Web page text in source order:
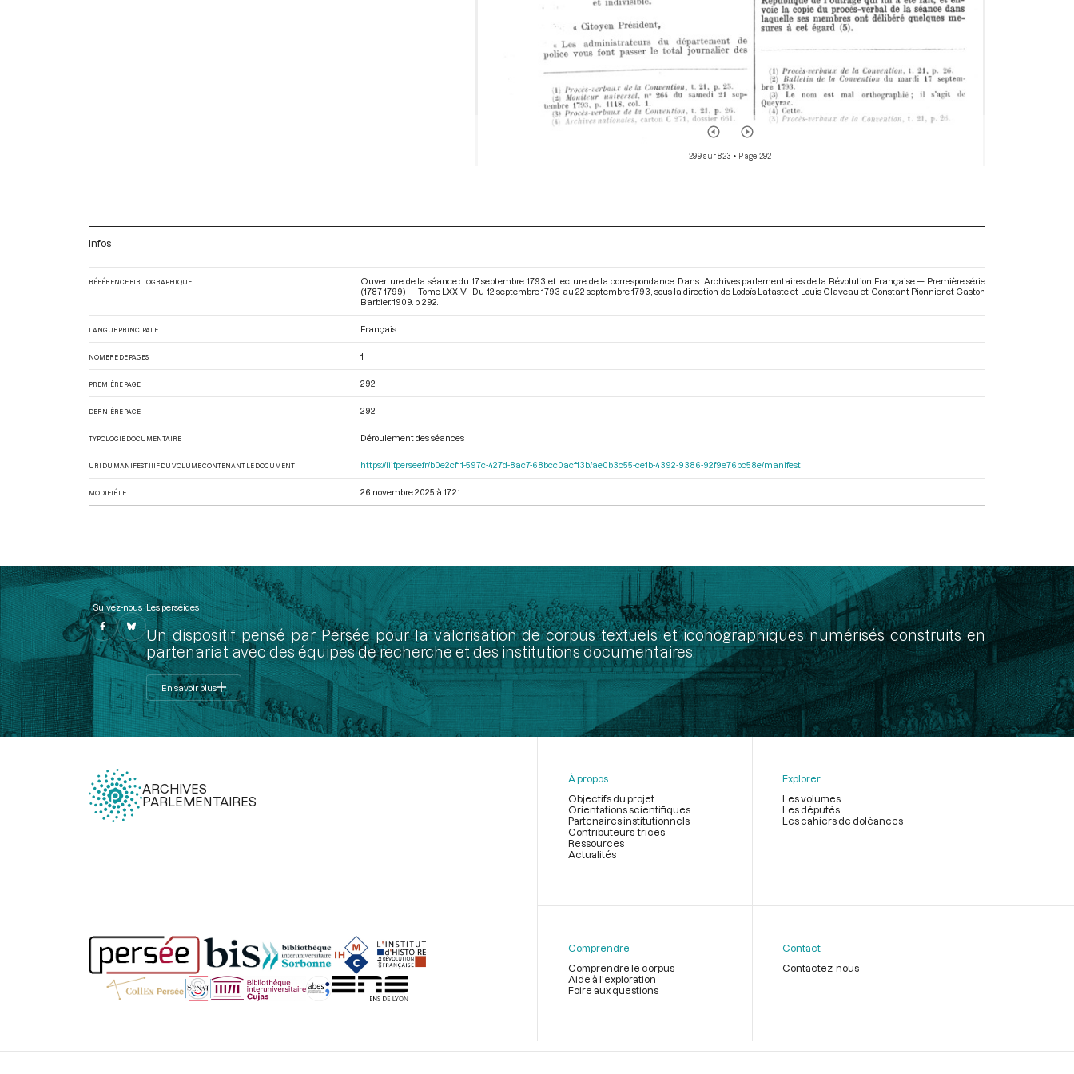
299 sur 823 • Page 292
Infos
RÉFÉRENCE BIBLIOGRAPHIQUE
Ouverture de la séance du 17 septembre 1793 et lecture de la correspondance. Dans : Archives parlementaires de la Révolution Française — Première série
(1787-1799) — Tome LXXIV - Du 12 septembre 1793 au 22 septembre 1793 , sous la direction de Lodoïs Lataste et Louis Claveau et Constant Pionnier et Gaston
Barbier. 1909. p. 292.
LANGUE PRINCIPALE Français
NOMBRE DE PAGES 1
PREMIÈRE PAGE 292
DERNIÈRE PAGE 292
TYPOLOGIE DOCUMENTAIRE Déroulement des séances
URI DU MANIFEST IIIF DU VOLUME CONTENANT LE DOCUMENT https://iiif.persee.fr/b0e2cf11-597c-427d-8ac7-68bcc0acf13b/ae0b3c55-ce1b-4392-9386-92f9e76bc58e/manifest
MODIFIÉ LE 26 novembre 2025 à 17:21
Suivez-nous Les perséides
Un dispositif pensé par Persée pour la valorisation de corpus textuels et iconographiques numérisés construits en
partenariat avec des équipes de recherche et des institutions documentaires.
En savoir plus
ARCHIVES
PARLEMENTAIRES
page
À propos
Objectifs du projet
Orientations scientifiques
Partenaires institutionnels
Contributeurs-trices
Ressources
Actualités
Explorer
Les volumes
Les députés
Les cahiers de doléances
Comprendre
Comprendre le corpus
Aide à l'exploration
Foire aux questions
Contact
Contactez-nous
Légal